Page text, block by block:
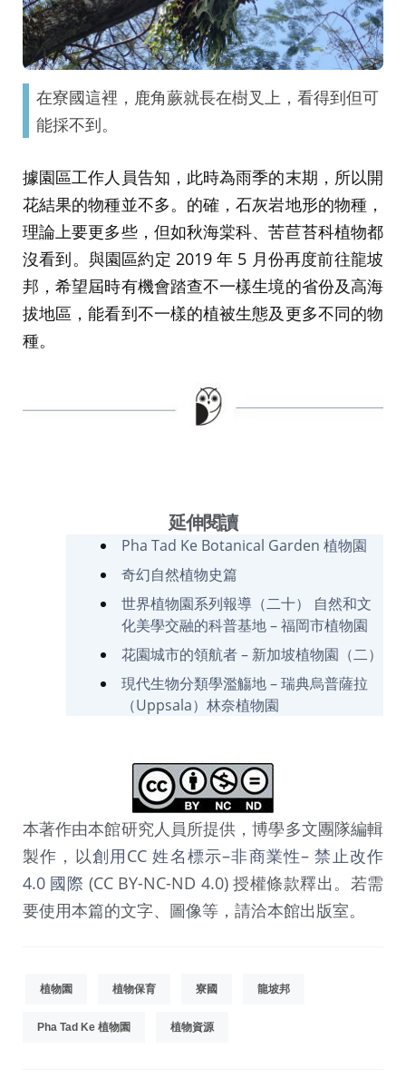
在寮國這裡，鹿角蕨就長在樹叉上，看得到但可
能採不到。
據園區工作人員告知，此時為雨季的末期，所以開
花結果的物種並不多。的確，石灰岩地形的物種，
理論上要更多些，但如秋海棠科、苦苣苔科植物都
沒看到。與園區約定 2019 年 5 月份再度前往龍坡
邦，希望屆時有機會踏查不一樣生境的省份及高海
拔地區，能看到不一樣的植被生態及更多不同的物
種。
延伸閱讀
Pha Tad Ke Botanical Garden 植物園
奇幻自然植物史篇
世界植物園系列報導（二十） 自然和文
化美學交融的科普基地 – 福岡市植物園
花園城市的領航者 – 新加坡植物園（二）
現代生物分類學濫觴地 – 瑞典烏普薩拉
（Uppsala）林奈植物園
本著作由本館研究人員所提供，博學多文團隊編輯
製作，以創用CC 姓名標示–非商業性– 禁止改作
4.0 國際 (CC BY-NC-ND 4.0) 授權條款釋出。若需
要使用本篇的文字、圖像等，請洽本館出版室。
植物園 植物保育 寮國 龍坡邦
Pha Tad Ke 植物園 植物資源